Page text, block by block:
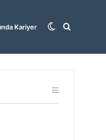
Kariyer Arama
Dış